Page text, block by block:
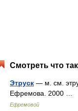
Смотреть что
Этруск — м. см.
Ефремова. 2000 …
Ефремовой